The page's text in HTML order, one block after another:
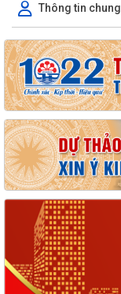
Thông tin chung